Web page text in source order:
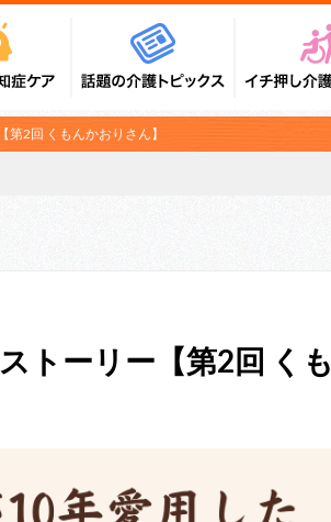
2回 くもんかおりさん】
トーリー【第2回 くも